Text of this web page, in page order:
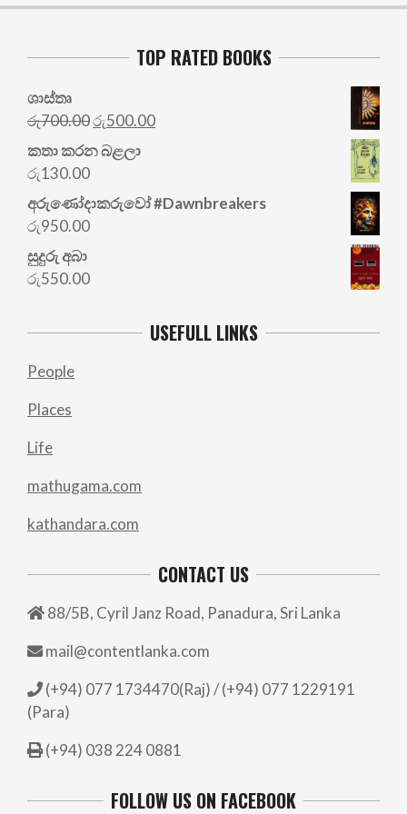
TOP RATED BOOKS
ශාස්තෘ
රු700.00Original
price
was:
රු500.00Current
කතා කරන බළලා
රු130.00
අරු‍ණෝදාකරුවෝ #Dawnbreakers
රු950.00
සුදුරු අබා
රු550.00
USEFULL LINKS
People
Places
Life
mathugama.com
kathandara.com
CONTACT US
88/5B, Cyril Janz Road, Panadura, Sri Lanka
mail@contentlanka.com
(+94) 077 1734470(Raj) / (+94) 077 1229191
(Para)
(+94) 038 224 0881
FOLLOW US ON FACEBOOK